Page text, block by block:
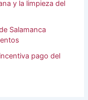
y la limpieza del
Salamanca
pago del